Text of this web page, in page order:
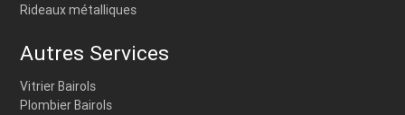
Rideaux métalliques
Autres Services
Vitrier Bairols
Plombier Bairols